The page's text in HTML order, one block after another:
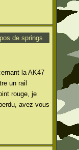
de springs
la AK47
un rail
rouge, je
avez-vous